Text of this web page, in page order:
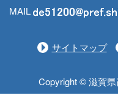
MAIL
サイトマップ
Copyright © 滋賀